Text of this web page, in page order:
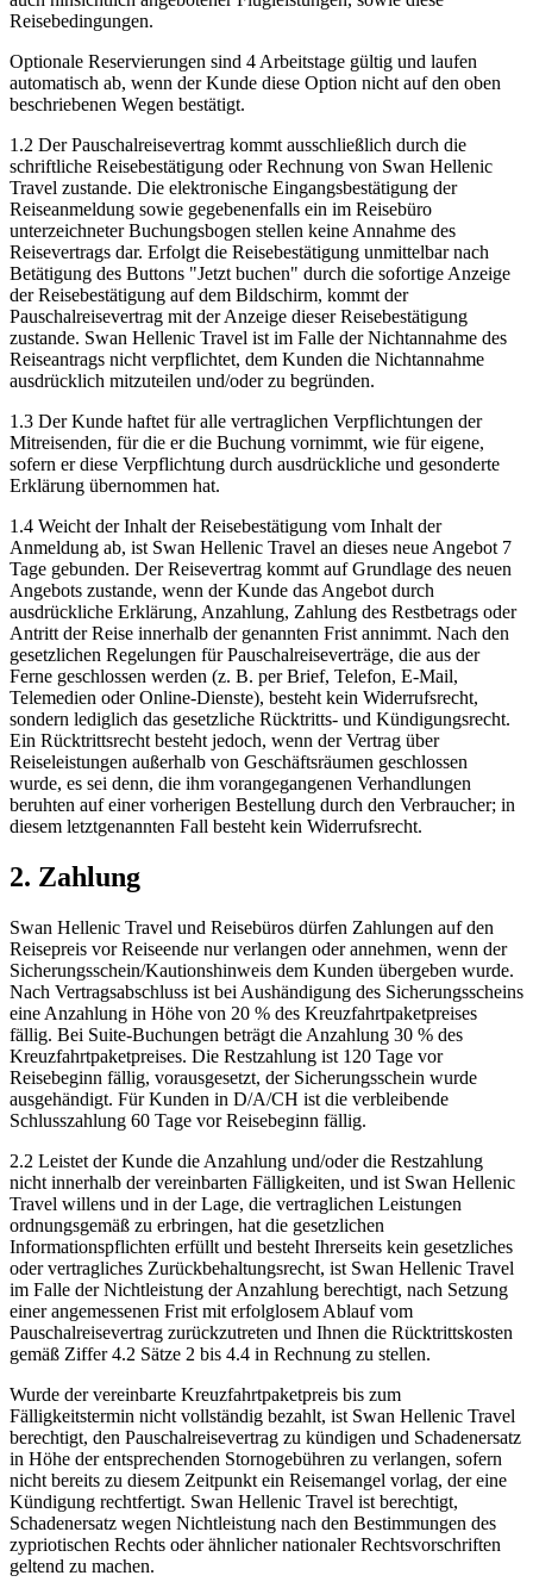
Reisebedingungen.
Optionale Reservierungen sind 4 Arbeitstage gültig und laufen
automatisch ab, wenn der Kunde diese Option nicht auf den oben
beschriebenen Wegen bestätigt.
1.2 Der Pauschalreisevertrag kommt ausschließlich durch die
schriftliche Reisebestätigung oder Rechnung von Swan Hellenic
Travel zustande. Die elektronische Eingangsbestätigung der
Reiseanmeldung sowie gegebenenfalls ein im Reisebüro
unterzeichneter Buchungsbogen stellen keine Annahme des
Reisevertrags dar. Erfolgt die Reisebestätigung unmittelbar nach
Betätigung des Buttons "Jetzt buchen" durch die sofortige Anzeige
der Reisebestätigung auf dem Bildschirm, kommt der
Pauschalreisevertrag mit der Anzeige dieser Reisebestätigung
zustande. Swan Hellenic Travel ist im Falle der Nichtannahme des
Reiseantrags nicht verpflichtet, dem Kunden die Nichtannahme
ausdrücklich mitzuteilen und/oder zu begründen.
1.3 Der Kunde haftet für alle vertraglichen Verpflichtungen der
Mitreisenden, für die er die Buchung vornimmt, wie für eigene,
sofern er diese Verpflichtung durch ausdrückliche und gesonderte
Erklärung übernommen hat.
1.4 Weicht der Inhalt der Reisebestätigung vom Inhalt der
Anmeldung ab, ist Swan Hellenic Travel an dieses neue Angebot 7
Tage gebunden. Der Reisevertrag kommt auf Grundlage des neuen
Angebots zustande, wenn der Kunde das Angebot durch
ausdrückliche Erklärung, Anzahlung, Zahlung des Restbetrags oder
Antritt der Reise innerhalb der genannten Frist annimmt. Nach den
gesetzlichen Regelungen für Pauschalreiseverträge, die aus der
Ferne geschlossen werden (z. B. per Brief, Telefon, E‑Mail,
Telemedien oder Online‑Dienste), besteht kein Widerrufsrecht,
sondern lediglich das gesetzliche Rücktritts‑ und Kündigungsrecht.
Ein Rücktrittsrecht besteht jedoch, wenn der Vertrag über
Reiseleistungen außerhalb von Geschäftsräumen geschlossen
wurde, es sei denn, die ihm vorangegangenen Verhandlungen
beruhten auf einer vorherigen Bestellung durch den Verbraucher; in
diesem letztgenannten Fall besteht kein Widerrufsrecht.
2. Zahlung
Swan Hellenic Travel und Reisebüros dürfen Zahlungen auf den
Reisepreis vor Reiseende nur verlangen oder annehmen, wenn der
Sicherungsschein/Kautionshinweis dem Kunden übergeben wurde.
Nach Vertragsabschluss ist bei Aushändigung des Sicherungsscheins
eine Anzahlung in Höhe von 20 % des Kreuzfahrtpaketpreises
fällig. Bei Suite‑Buchungen beträgt die Anzahlung 30 % des
Kreuzfahrtpaketpreises. Die Restzahlung ist 120 Tage vor
Reisebeginn fällig, vorausgesetzt, der Sicherungsschein wurde
ausgehändigt. Für Kunden in D/A/CH ist die verbleibende
Schlusszahlung 60 Tage vor Reisebeginn fällig.
2.2 Leistet der Kunde die Anzahlung und/oder die Restzahlung
nicht innerhalb der vereinbarten Fälligkeiten, und ist Swan Hellenic
Travel willens und in der Lage, die vertraglichen Leistungen
ordnungsgemäß zu erbringen, hat die gesetzlichen
Informationspflichten erfüllt und besteht Ihrerseits kein gesetzliches
oder vertragliches Zurückbehaltungsrecht, ist Swan Hellenic Travel
im Falle der Nichtleistung der Anzahlung berechtigt, nach Setzung
einer angemessenen Frist mit erfolglosem Ablauf vom
Pauschalreisevertrag zurückzutreten und Ihnen die Rücktrittskosten
gemäß Ziffer 4.2 Sätze 2 bis 4.4 in Rechnung zu stellen.
Wurde der vereinbarte Kreuzfahrtpaketpreis bis zum
Fälligkeitstermin nicht vollständig bezahlt, ist Swan Hellenic Travel
berechtigt, den Pauschalreisevertrag zu kündigen und Schadenersatz
in Höhe der entsprechenden Stornogebühren zu verlangen, sofern
nicht bereits zu diesem Zeitpunkt ein Reisemangel vorlag, der eine
Kündigung rechtfertigt. Swan Hellenic Travel ist berechtigt,
Schadenersatz wegen Nichtleistung nach den Bestimmungen des
zypriotischen Rechts oder ähnlicher nationaler Rechtsvorschriften
geltend zu machen.